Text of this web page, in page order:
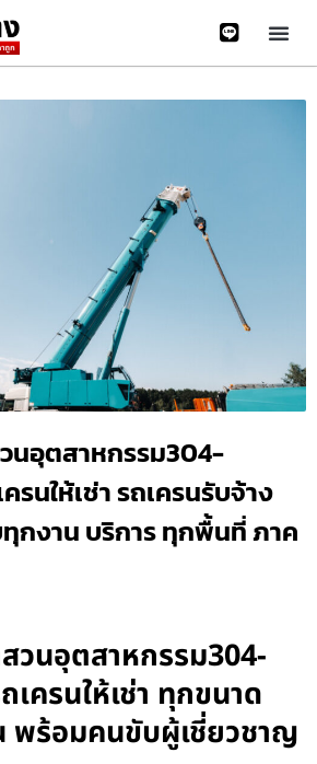
วนอุตสาหกรรม304-
รนให้เช่า รถเครนรับจ้าง
กงาน บริการ ทุกพื้นที่ ภาค
สวนอุตสาหกรรม304-
เครนให้เช่า ทุกขนาด
พร้อมคนขับผู้เชี่ยวชาญ